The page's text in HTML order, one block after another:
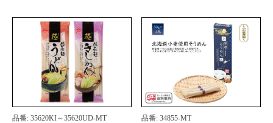
品番: 35620KI～35620UD-MT 品番: 34855-MT